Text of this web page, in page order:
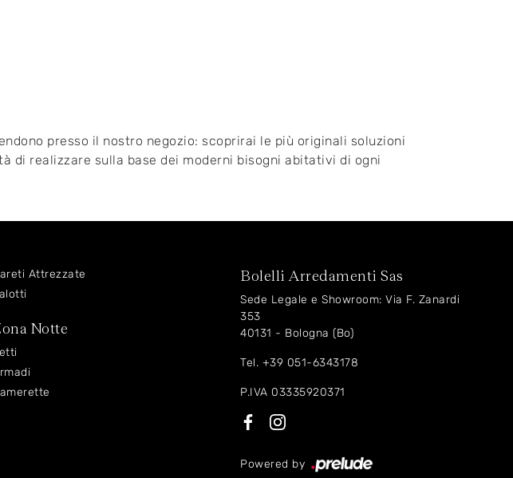
presso il nostro negozio: scoprirai le più originali soluzioni
di realizzare sulla base dei moderni bisogni abitativi di ogni
Attrezzate
Notte
Bolelli Arredamenti Sas
Sede Legale e Showroom: Via F. Zanardi
353
40131 - Bologna (Bo)
Tel. +39 051-6343178
P.IVA 03335920371
Powered by